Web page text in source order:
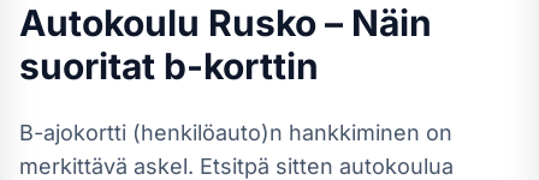
Autokoulu Rusko– Näin
suoritat b-korttin
B-ajokortti (henkilöauto)n hankkiminen on
merkittävä askel. Etsitpä sitten autokoulua